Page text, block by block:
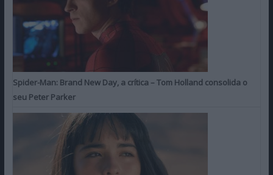
Spider-Man: Brand New Day, a crítica – Tom Holland consolida o
seu Peter Parker